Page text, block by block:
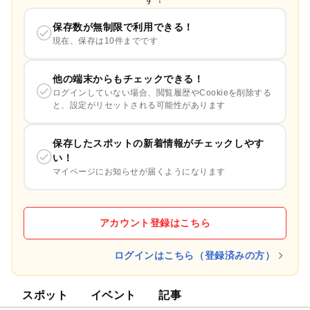
保存数が無制限で利用できる！
現在、保存は10件までです
他の端末からもチェックできる！
ログインしていない場合、閲覧履歴やCookieを削除する
と、設定がリセットされる可能性があります
保存したスポットの新着情報がチェックしやす
い！
マイページにお知らせが届くようになります
アカウント登録はこちら
ログインはこちら（登録済みの方）
スポット イベント 記事